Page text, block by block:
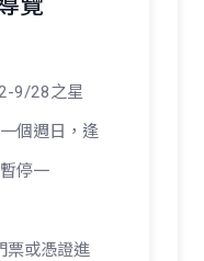
9/28之星
個週日，逢
停一
票或憑證進